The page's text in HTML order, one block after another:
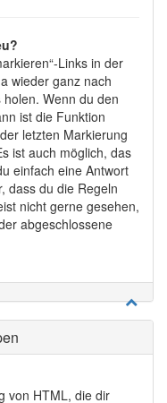
Links in der
wieder ganz nach
Wenn du den
ist die Funktion
letzten Markierung
ist auch möglich, das
einfach eine Antwort
dass du die Regeln
nicht gerne gesehen,
abgeschlossene
von HTML, die dir